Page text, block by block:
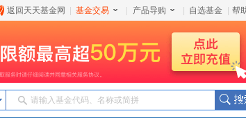
返回天天基金网 基金交易 产品导购 自选基金 帮
请输入基金代码、名称或简拼